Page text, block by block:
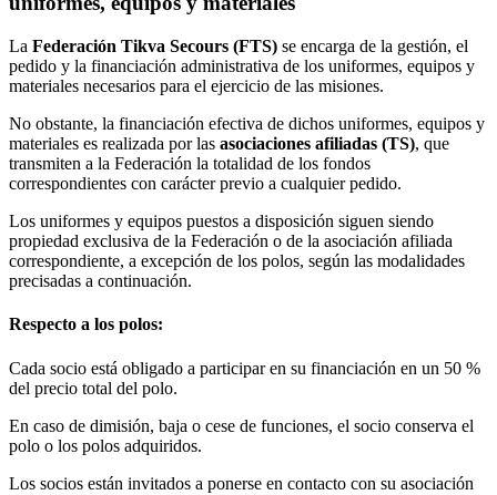
La Federación Tikva Secours (FTS) se encarga de la gestión, el
pedido y la financiación administrativa de los uniformes, equipos y
materiales necesarios para el ejercicio de las misiones.
No obstante, la financiación efectiva de dichos uniformes, equipos y
materiales es realizada por las asociaciones afiliadas (TS), que
transmiten a la Federación la totalidad de los fondos
correspondientes con carácter previo a cualquier pedido.
Los uniformes y equipos puestos a disposición siguen siendo
propiedad exclusiva de la Federación o de la asociación afiliada
correspondiente, a excepción de los polos, según las modalidades
precisadas a continuación.
Respecto a los polos:
Cada socio está obligado a participar en su financiación en un 50 %
del precio total del polo.
En caso de dimisión, baja o cese de funciones, el socio conserva el
polo o los polos adquiridos.
Los socios están invitados a ponerse en contacto con su asociación